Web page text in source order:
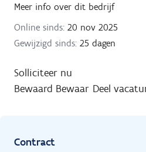
Meer info over dit bedrijf
Online sinds: 20 nov 2025
Gewijzigd sinds: 25 dagen
Solliciteer nu
Bewaard Bewaar Deel
Contract